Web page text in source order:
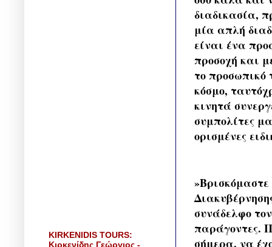
διαδικασία,
μία απλή
είναι ένα
προσοχή και
το προσωπικό
κόσμο,
κινητά
συμπολίτες
ορισμένες
συνάδελφο
παράγοντες.
σήμερα, να
KIRKENIDIS TOURS:
Κιρκενίδης Γεώργιος -